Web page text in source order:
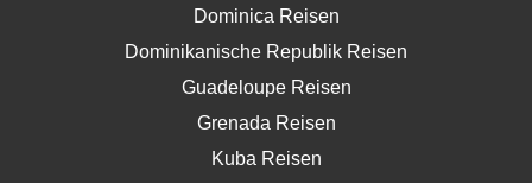
Dominica Reisen
Dominikanische Republik Reisen
Guadeloupe Reisen
Grenada Reisen
Kuba Reisen